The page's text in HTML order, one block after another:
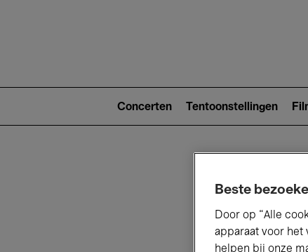
2)
Concerten Tentoonstellingen
Beste
Door op “Alle
apparaat voor het
helpen bij onze